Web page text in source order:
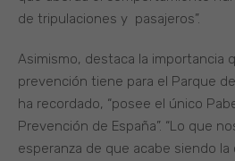
de tripulaciones y pasajeros”.
Asimismo, destaca la importancia
prevención tiene para el Parque
ha recordado, “posee el único
Prevención de España”. “Lo que
esperanza de que acabe siendo